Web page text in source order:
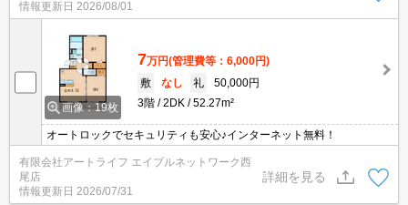
情報更新日 2026/08/01
画像：19枚
7万円(管理費等：6,000円)
敷
なし 礼
50,000円
3階
2DK 52.27m²
オートロックでセキュリティも安心♪インターネット無料！
有限会社アートライフ エイブルネットワーク西
尾店
情報更新日 2026/07/31
詳細を見る